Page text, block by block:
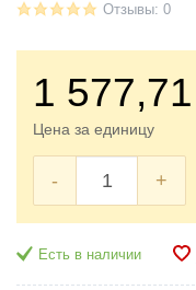
Отзывы: 0
1 577,71
Цена за единицу
- +
Есть в наличии